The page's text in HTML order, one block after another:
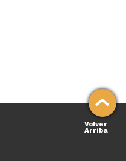
Volver
Arriba